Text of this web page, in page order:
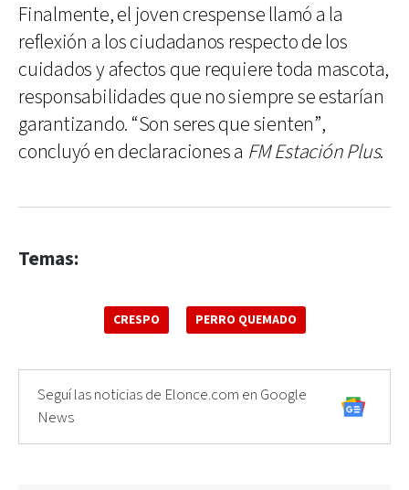
Finalmente, el joven crespense llamó a la
reflexión a los ciudadanos respecto de los
cuidados y afectos que requiere toda mascota,
responsabilidades que no siempre se estarían
garantizando. “Son seres que sienten”,
concluyó en declaraciones a FM Estación Plus.
Temas:
CRESPO PERRO QUEMADO
Seguí las noticias de Elonce.com en Google
News